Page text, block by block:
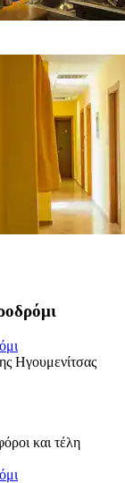
Ηγουμενίτσας
και τέλη